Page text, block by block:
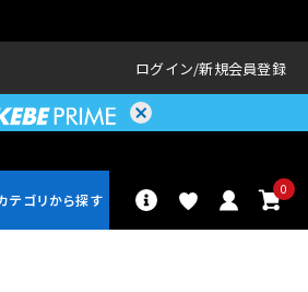
ログイン 新規会員登録
0